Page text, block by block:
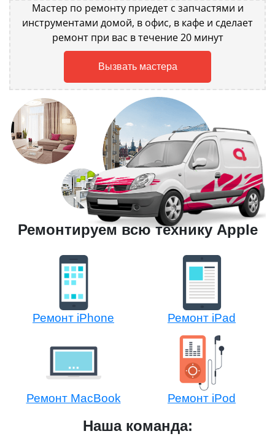
Мастер по ремонту приедет с запчастями и
инструментами домой, в офис, в кафе и сделает
ремонт при вас в течение 20 минут
Вызвать мастера
Ремонтируем всю технику Apple
Ремонт iPhone Ремонт iPad
Ремонт MacBook Ремонт iPod
Наша команда: